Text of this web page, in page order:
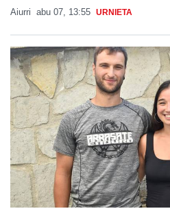
Aiurri abu 07, 13:55 URNIETA